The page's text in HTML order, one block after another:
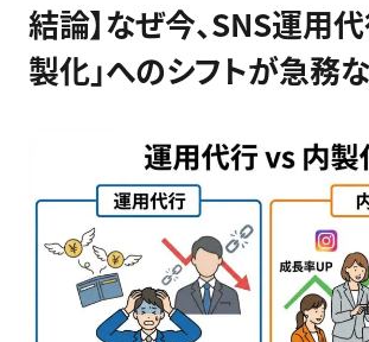
結論】なぜ今、SNS運用
製化」へのシフトが急務